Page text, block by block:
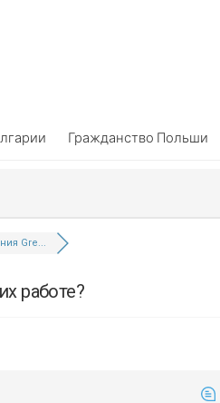
Гражданство Польши
Gre...
работе?